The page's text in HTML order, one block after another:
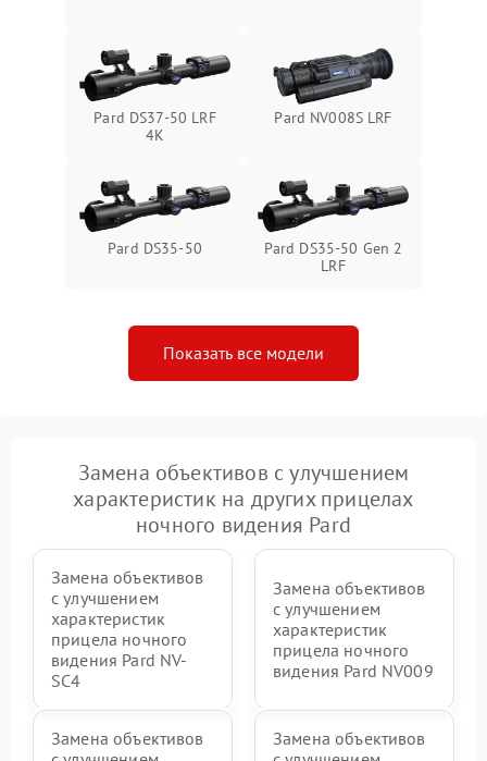
Pard DS37-50 LRF
4K
Pard NV008S LRF
Pard DS35-50
Pard DS35-50 Gen 2
LRF
Показать все модели
Замена объективов с улучшением
характеристик на других прицелах
ночного видения Pard
Замена объективов
с улучшением
характеристик
прицела ночного
видения Pard NV-
SC4
Замена объективов
с улучшением
характеристик
прицела ночного
видения Pard NV009
Замена объективов
Замена объективов